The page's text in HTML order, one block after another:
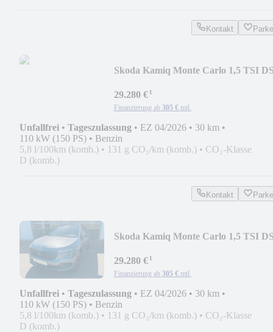
Kontakt
Skoda Kamiq Monte Carlo 1,5 TSI
29.280 €¹
Finanzierung ab 305 € mtl.
Unfallfrei • Tageszulassung • EZ 04/2026 • 30 km •
110 kW (150 PS) • Benzin
5,8 l/100km (komb.) • 131 g CO₂/km (komb.) • CO₂-Klasse
D (komb.)
Kontakt
Skoda Kamiq Monte Carlo 1,5 TSI
29.280 €¹
Finanzierung ab 305 € mtl.
Unfallfrei • Tageszulassung • EZ 04/2026 • 30 km •
110 kW (150 PS) • Benzin
5,8 l/100km (komb.) • 131 g CO₂/km (komb.) • CO₂-Klasse
D (komb.)